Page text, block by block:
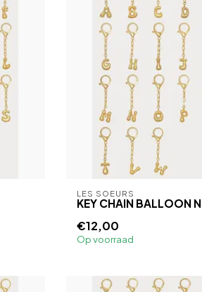
LES SOEURS
KEY CHAIN BALLOON N
€12,00
Op voorraad